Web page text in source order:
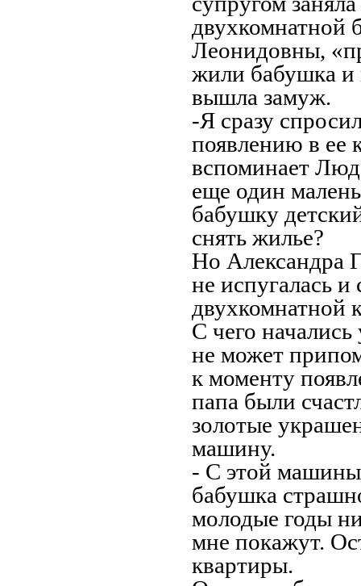
двухкомнатной
Леонидовны,
жили бабушка и
вышла замуж.
-Я сразу
появлению в ее
вспоминает
еще один
бабушку
снять жилье?
Но Александра
не испугалась
двухкомнатной
С чего
не может
к моменту
папа были
золотые
машину.
- С этой машины
бабушка
молодые годы
мне покажут.
квартиры.